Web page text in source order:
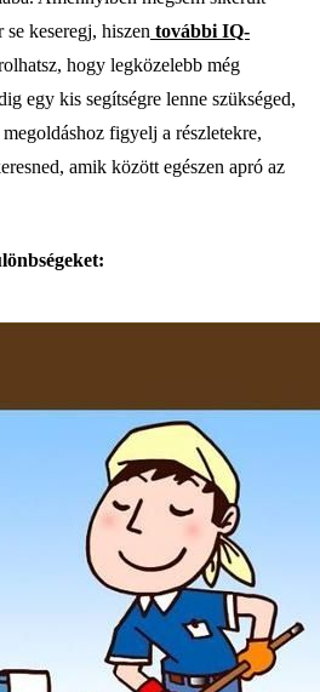
keseregj, hiszen további IQ-
hogy legközelebb még
egy kis segítségre lenne szükséged,
figyelj a részletekre,
amik között egészen apró az